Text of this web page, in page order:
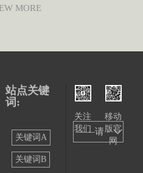
MORE
站点关键
词:
关键词A
关键词B
关注
我们
移动
版官
网
——请